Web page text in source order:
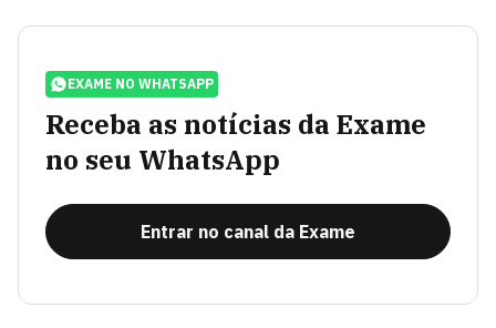
EXAME NO WHATSAPP
Receba as notícias da Exame
no seu WhatsApp
Entrar no canal da Exame